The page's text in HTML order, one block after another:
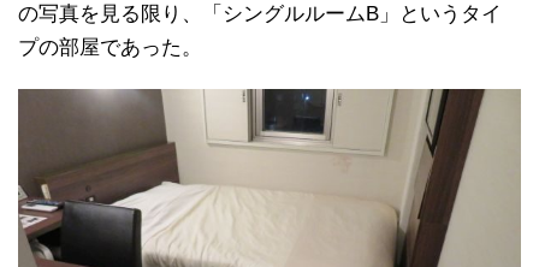
の写真を見る限り、「シングルルームB」というタイ
プの部屋であった。